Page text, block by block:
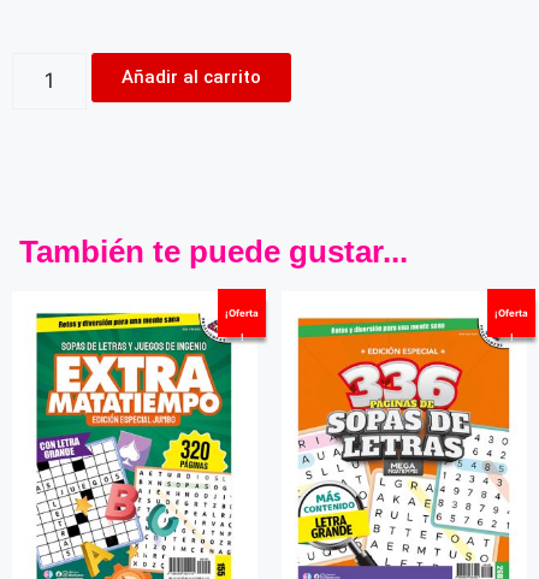
Añadir al carrito
También te puede gustar...
¡Oferta
!
¡Oferta
!